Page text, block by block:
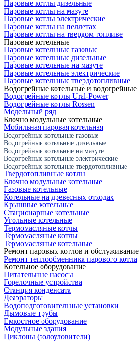
Паровые котлы дизельные
Паровые котлы на мазуте
Паровые котлы электрические
Паровые котлы на пеллетах
Паровые котлы на твердом топливе
Паровые котельные
Паровые котельные газовые
Паровые котельные дизельные
Паровые котельные на мазуте
Паровые котельные электрические
Паровые котельные твердотопливные
Водогрейные котельные и водогрейные
Водогрейные котлы Ural-Power
Водогрейные котлы Rossen
Модельный ряд
Блочно модульные котельные
Мобильная паровая котельная
Водогрейные котельные газовые
Водогрейные котельные дизельные
Водогрейные котельные на мазуте
Водогрейные котельные электрические
Водогрейные котельные твердотопливные
Твердотопливные котлы
Блочно модульные котельные
Газовые котельные
Котельные на древесных отходах
Крышные котельные
Стационарные котельные
Угольные котельные
Термомасляные котлы
Термомасляные котлы
Термомасляные котельные
Ремонт паровых котлов и обслуживание
Ремонт теплообменника парового котла
Котельное оборудование
Питательные насосы
Горелочные устройства
Станция конденсата
Деаэраторы
Водоподготовительные установки
Дымовые трубы
Емкостное оборудование
Mодульные здания
Циклоны (золоуловители)